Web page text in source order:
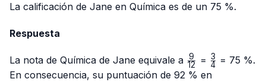
La calificación de Jane en Química es de un 75 %.
Respuesta
La nota de Química de Jane equivale a \frac{9}
{12}
12
9 = \frac{3}
{4}
4
3
= 75 %.
En consecuencia, su puntuación de 92 % en